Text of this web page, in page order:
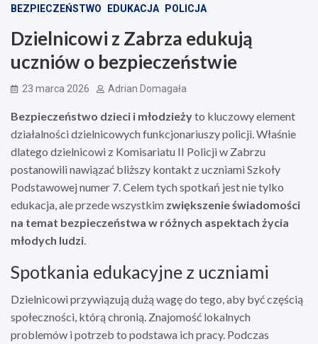
BEZPIECZEŃSTWO EDUKACJA POLICJA
Dzielnicowi z Zabrza edukują
uczniów o bezpieczeństwie
23 marca 2026 Adrian Domagała
Bezpieczeństwo dzieci i młodzieżyto kluczowy element
działalności dzielnicowych funkcjonariuszy policji. Właśnie
dlatego dzielnicowi z Komisariatu II Policji w Zabrzu
postanowili nawiązać bliższy kontakt z uczniami Szkoły
Podstawowej numer 7. Celem tych spotkań jest nie tylko
edukacja, ale przede wszystkim zwiększenie świadomości
na temat bezpieczeństwa w różnych aspektach życia
młodych ludzi.
Spotkania edukacyjne z uczniami
Dzielnicowi przywiązują dużą wagę do tego, aby być częścią
społeczności, którą chronią. Znajomość lokalnych
problemów i potrzeb to podstawa ich pracy. Podczas